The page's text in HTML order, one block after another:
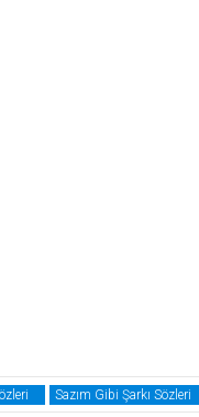
Sazım Gibi Şarkı Sözleri